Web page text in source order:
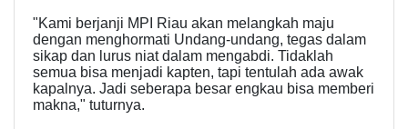
"Kami berjanji MPI Riau akan melangkah maju
dengan menghormati Undang-undang, tegas dalam
sikap dan lurus niat dalam mengabdi. Tidaklah
semua bisa menjadi kapten, tapi tentulah ada awak
kapalnya. Jadi seberapa besar engkau bisa memberi
makna," tuturnya.